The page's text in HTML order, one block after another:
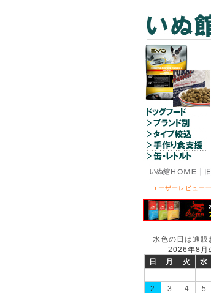
ユーザーレビュー
水色の日は通販
2026年8月
日
月 火 水
2
3 4 5